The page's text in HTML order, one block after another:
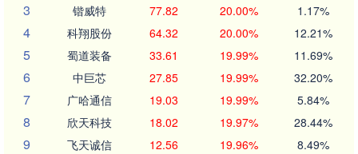
3 锴威特 77.82 20.00% 1.17%
4 科翔股份 64.32 20.00% 12.21%
5 蜀道装备 33.61 19.99% 11.69%
6 中巨芯 27.85 19.99% 32.20%
7 广哈通信 19.03 19.99% 5.84%
8 欣天科技 18.02 19.97% 28.44%
9 飞天诚信 12.56 19.96% 8.49%